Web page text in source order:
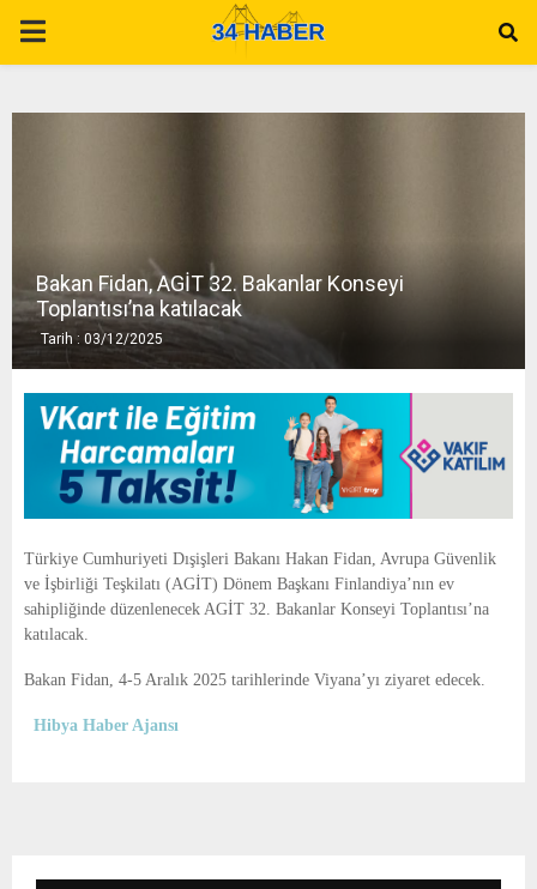
P
A
R
E
N
U
Bakan Fidan, AGİT 32. Bakanlar Konseyi
Toplantısı’na katılacak
Tarih : 03/12/2025
Türkiye Cumhuriyeti Dışişleri Bakanı Hakan Fidan, Avrupa Güvenlik
ve İşbirliği Teşkilatı (AGİT) Dönem Başkanı Finlandiya’nın ev
sahipliğinde düzenlenecek AGİT 32. Bakanlar Konseyi Toplantısı’na
katılacak.
Bakan Fidan, 4-5 Aralık 2025 tarihlerinde Viyana’yı ziyaret edecek.
Hibya Haber Ajansı